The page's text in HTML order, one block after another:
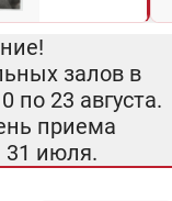
залов в
по 23 августа.
приема
31 июля.